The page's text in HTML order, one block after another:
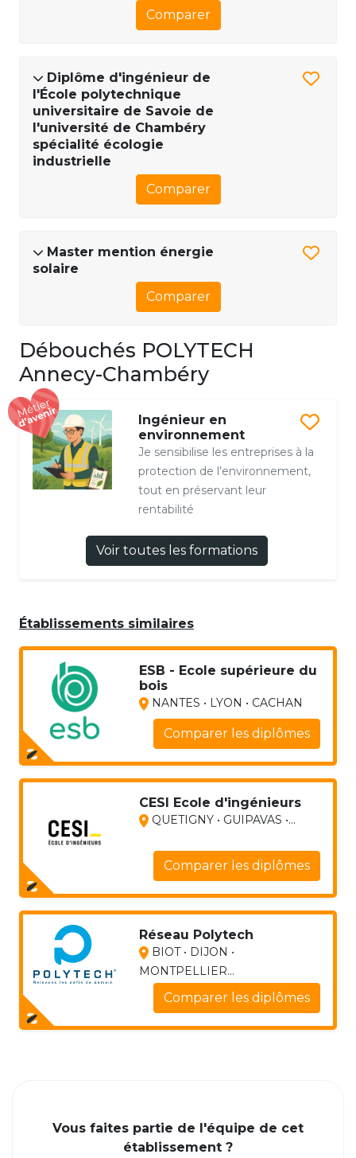
Comparer
Diplôme d'ingénieur de
l'École polytechnique
universitaire de Savoie de
l'université de Chambéry
spécialité écologie
industrielle
Comparer
Master mention énergie
solaire
Comparer
Débouchés POLYTECH
Annecy-Chambéry
Ingénieur en
environnement
Je sensibilise les entreprises à la
protection de l’environnement,
tout en préservant leur
rentabilité
Voir toutes les formations
Établissements similaires
ESB - Ecole supérieure du
bois
NANTES • LYON • CACHAN
Comparer les diplômes
CESI Ecole d'ingénieurs
QUETIGNY • GUIPAVAS •...
Comparer les diplômes
Réseau Polytech
BIOT • DIJON •
MONTPELLIER...
Comparer les diplômes
Vous faites partie de l'équipe de cet
établissement ?